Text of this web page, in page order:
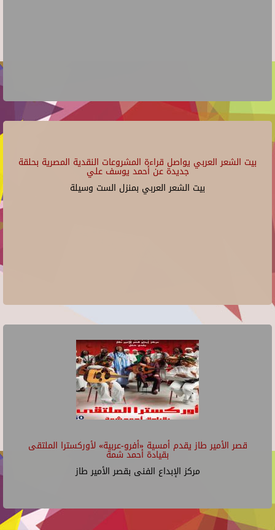
بيت الشعر العربي يواصل قراءة المشروعات النقدية المصرية بحلقة
جديدة عن أحمد يوسف علي
بيت الشعر العربي بمنزل الست وسيلة
قصر الأمير طاز يقدم أمسية «أفرو-عربية» لأوركسترا الملتقى
بقيادة أحمد شمة
مركز الإبداع الفنى بقصر الأمير طاز